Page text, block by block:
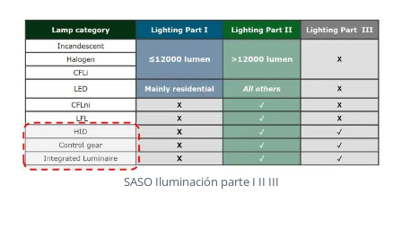
SASO Iluminación parte I II III